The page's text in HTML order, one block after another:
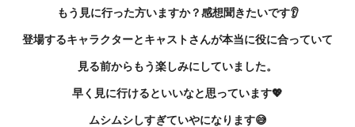
もう見に行った方いますか？感想聞きたいです👂
登場するキャラクターとキャストさんが本当に役に合っていて
見る前からもう楽しみにしていました。
早く見に行けるといいなと思っています💖
ムシムシしすぎていやになります😅